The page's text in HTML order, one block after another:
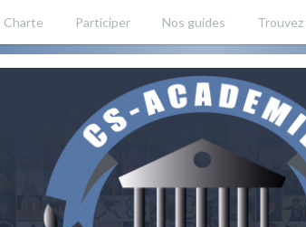
Charte Participer Nos guides Trouvez